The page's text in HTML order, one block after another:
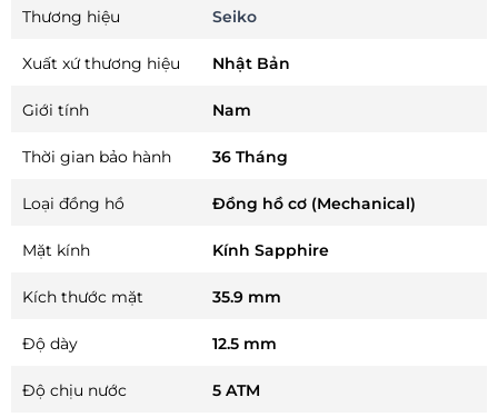
Thương hiệu Seiko
Xuất xứ thương hiệu Nhật Bản
Giới tính Nam
Thời gian bảo hành 36 Tháng
Loại đồng hồ Đồng hồ cơ (Mechanical)
Mặt kính Kính Sapphire
Kích thước mặt 35.9 mm
Độ dày 12.5 mm
Độ chịu nước 5 ATM